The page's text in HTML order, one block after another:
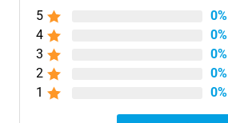
5 0%
4
0%
3
0%
2
0%
1
0%